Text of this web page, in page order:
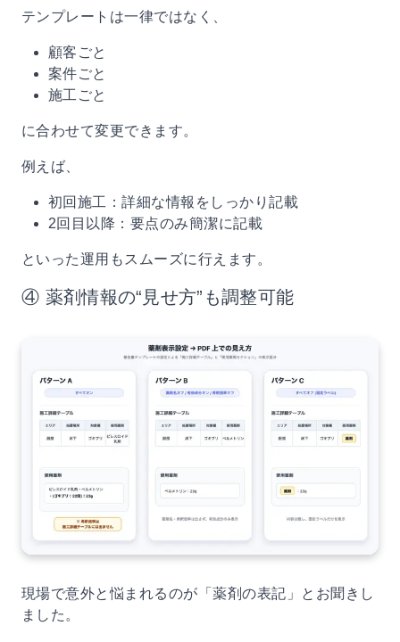
テンプレートは一律ではなく、
顧客ごと
案件ごと
施工ごと
に合わせて変更できます。
例えば、
初回施工：詳細な情報をしっかり記載
2回目以降：要点のみ簡潔に記載
といった運用もスムーズに行えます。
④ 薬剤情報の“見せ方”も調整可能
現場で意外と悩まれるのが「薬剤の表記」とお聞きし
ました。